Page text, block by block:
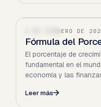
2 DE FEBRERO DE
Fórmula del
El porcentaje de
fundamental en el
economía y las
Leer más